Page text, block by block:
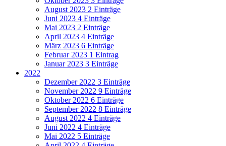
August 2023 2 Einträge
Juni 2023 4 Einträge
Mai 2023 2 Einträge
April 2023 4 Einträge
März 2023 6 Einträge
Februar 2023 1 Eintrag
Januar 2023 3 Einträge
2022
Dezember 2022 3 Einträge
November 2022 9 Einträge
Oktober 2022 6 Einträge
September 2022 8 Einträge
August 2022 4 Einträge
Juni 2022 4 Einträge
Mai 2022 5 Einträge